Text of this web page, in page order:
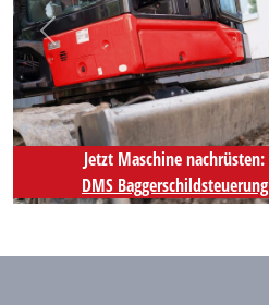
Jetzt Maschine nachrüsten:
DMS Baggerschildsteuerung
Zurück